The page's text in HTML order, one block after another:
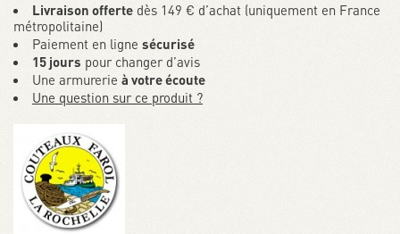
Livraison offerte dès 149 € d’achat (uniquement en France
métropolitaine)
Paiement en ligne sécurisé
15 jours pour changer d’avis
Une armurerie à votre écoute
Une question sur ce produit ?